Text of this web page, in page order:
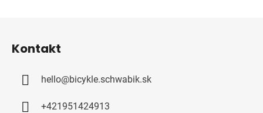
Kontakt
hello@bicykle.schwabik.sk
+421951424913